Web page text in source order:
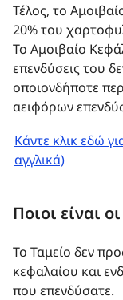
Τέλος, το
20% του
Το Αμοιβαίο
επενδύσεις του
οποιονδήποτε
αειφόρων
Κάντε κλικ εδώ
αγγλικά)
Ποιοι είναι
Το Ταμείο δεν
κεφαλαίου και
που επενδύσατε.